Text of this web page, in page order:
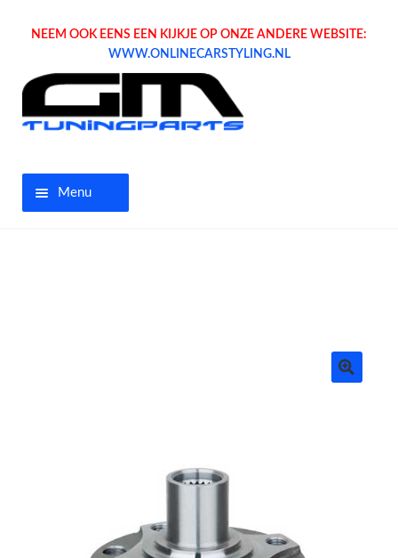
NEEM OOK EENS EEN KIJKJE OP ONZE ANDERE WEBSITE:
WWW.ONLINECARSTYLING.NL
Menu